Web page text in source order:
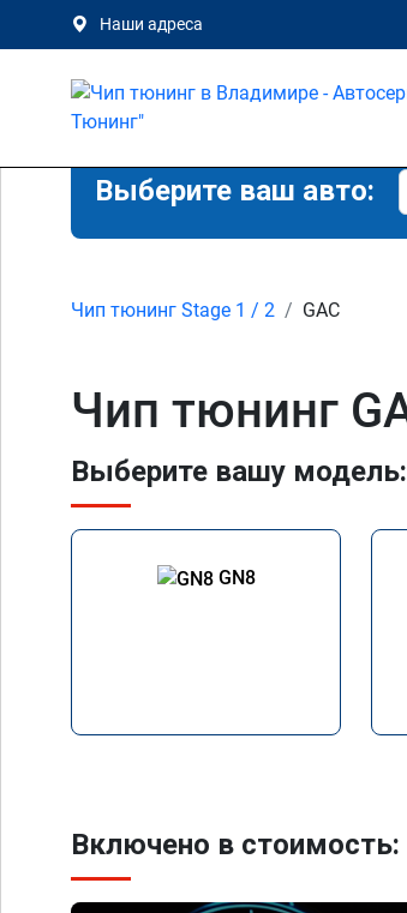
Наши адреса
Выберите ваш авто:
Чип тюнинг Stage 1 / 2 GAC
Чип тюнинг
Выберите вашу модель:
GN8
Включено в стоимость: